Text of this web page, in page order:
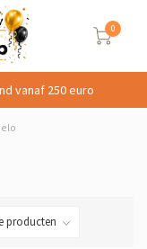
0
vanaf 250 euro